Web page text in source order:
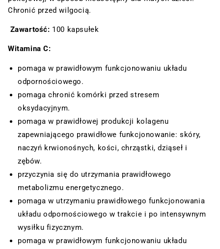
Chronić przed wilgocią.
Zawartość: 100 kapsułek
Witamina C:
pomaga w prawidłowym funkcjonowaniu układu
odpornościowego.
pomaga chronić komórki przed stresem
oksydacyjnym.
pomaga w prawidłowej produkcji kolagenu
zapewniającego prawidłowe funkcjonowanie: skóry,
naczyń krwionośnych, kości, chrząstki, dziąseł i
zębów.
przyczynia się do utrzymania prawidłowego
metabolizmu energetycznego.
pomaga w utrzymaniu prawidłowego funkcjonowania
układu odpornościowego w trakcie i po intensywnym
wysiłku fizycznym.
pomaga w prawidłowym funkcjonowaniu układu